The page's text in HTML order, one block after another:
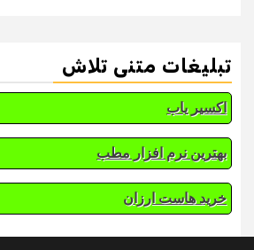
تبلیغات متنی تلاش
اکسیر یاب
بهترین نرم افزار مطب
خرید هاست ارزان